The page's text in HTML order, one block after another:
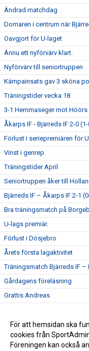
Ändrad matchdag
Domaren i centrum när
Oavgjort för U-laget
Ännu ett nyförvärv klart.
Nyförvärv till seniortruppen
Kämpainsats gav 3 sköna
Träningstider vecka 18
3-1 Hemmaseger mot Höörs
Åkarps IF - Bjärreds IF 2-0
Förlust i seriepremiären för
Vinst i genrep
Träningstider April
Seniortruppen åker till
Bjärreds IF – Åkarps IF 2-1
Bra träningsmatch på
U-lags premiär.
Förlust i Dösjebro
Årets första lagaktivitet
Träningsmatch Bjärreds IF –
Gårdagens föreläsning
Grattis Andreas
Spelprogram div 4 västra
Lottningen till EMEK-cupen
För att hemsidan ska
cookies från
Föreningen kan också